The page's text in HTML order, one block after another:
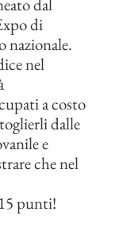
dal
di
nazionale.
nel
a costo
dalle
e
che nel
punti!